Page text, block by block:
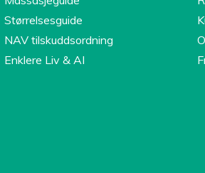
Størrelsesguide
NAV tilskuddsordning
Enklere Liv & AI